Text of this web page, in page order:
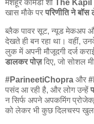
मशहूर कॉमेडी शो The Kapil
खास मौके परपरिणीति ने
ब्लैक पावर सूट, न्यूड मेकअप
देखते ही बन रहा था। वहीं,
लुक में अपनी मौजूदगी दर्ज
डालकर पोज़दिए, जो सोशल
#ParineetiChopra और
पसंद आ रही है, और लोग उन्हें
न सिर्फ अपने अपकमिंग
को लेकर भी कुछ दिलचस्प